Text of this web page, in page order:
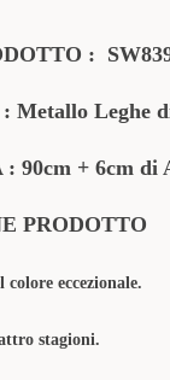
:
Metallo Leghe
90cm + 6cm di
PRODOTTO
eccezionale.
stagioni.